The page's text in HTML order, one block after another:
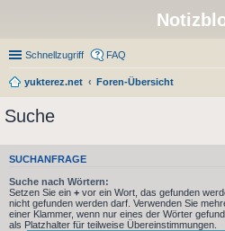
Schnellzugriff FAQ
yukterez.net Foren-Übersicht
Suche
SUCHANFRAGE
Suche nach Wörtern:
Setzen Sie ein + vor ein Wort, das gefunden
nicht gefunden werden darf. Verwenden Sie
einer Klammer, wenn nur eines der Wörter
als Platzhalter für teilweise Übereinstimmungen.